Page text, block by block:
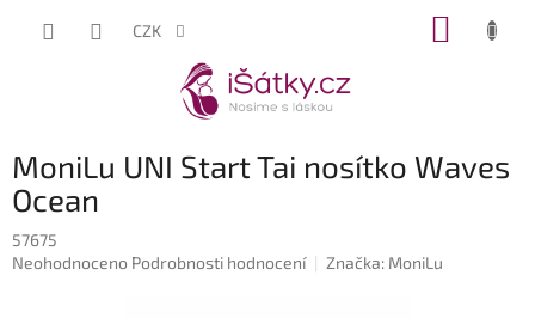
CZK
MoniLu UNI Start Tai nosítko Waves
Ocean
57675
Průměrné
Neohodnoceno Podrobnosti hodnocení Značka: MoniLu